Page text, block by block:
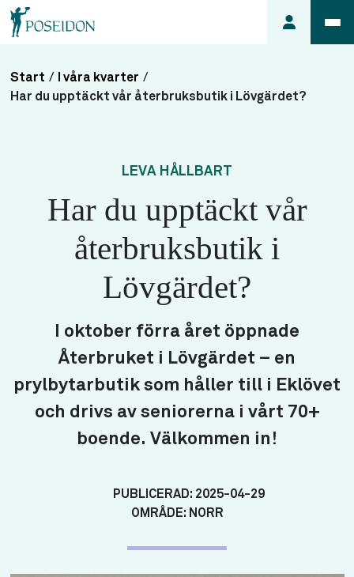
Anmäl ett
hyra
Så här
lägenhet
Start / I våra kvarter /
Har du upptäckt vår återbruksbutik i Lövgärdet?
LEVA HÅLLBART
Har du upptäckt vår
återbruksbutik i
Lövgärdet?
I oktober förra året öppnade
Återbruket i Lövgärdet – en
prylbytarbutik som håller till i Eklövet
och drivs av seniorerna i vårt 70+
boende. Välkommen in!
PUBLICERAD: 2025-04-29
OMRÅDE: NORR